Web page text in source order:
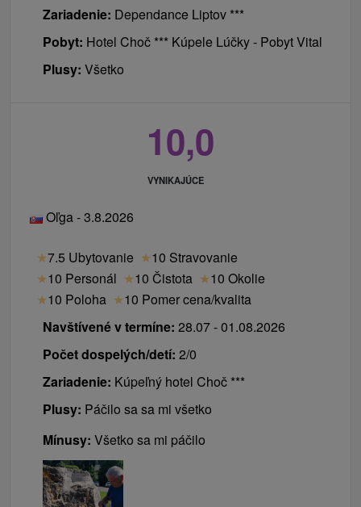
Zariadenie: Dependance Liptov ***
Pobyt: Hotel Choč *** Kúpele Lúčky - Pobyt Vital
Plusy: Všetko
10,0
VYNIKAJÚCE
Oľga - 3.8.2026
★7.5 Ubytovanie ★10 Stravovanie
★10 Personál ★10 Čistota ★10 Okolie
★10 Poloha ★10 Pomer cena/kvalita
Navštívené v termíne: 28.07 - 01.08.2026
Počet dospelých/detí: 2/0
Zariadenie: Kúpeľný hotel Choč ***
Plusy: Páčilo sa sa mi všetko
Mínusy: Všetko sa mi páčilo